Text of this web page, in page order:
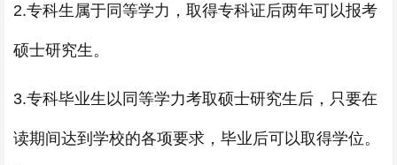
2.专科生属于同等学力，取得专科证后两年可以报考
硕士研究生。
3.专科毕业生以同等学力考取硕士研究生后，只要在
读期间达到学校的各项要求，毕业后可以取得学位。